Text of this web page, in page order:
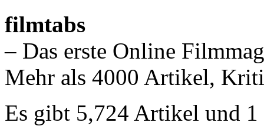
filmtabs
– Das erste Online
Mehr als 4000 Artikel,
Es gibt 5,724 Artikel und 1